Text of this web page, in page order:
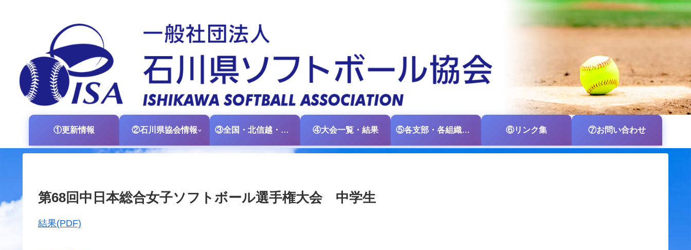
①更新情報 ②石川県協会情報 ③全国・北信越・中日本大会情報 ④大会一覧・結果 ⑤各支部・各組織の掲示板 ⑥リンク集 ⑦お問い合わせ
第68回中日本総合女子ソフトボール選手権大会 中学生
結果(PDF)